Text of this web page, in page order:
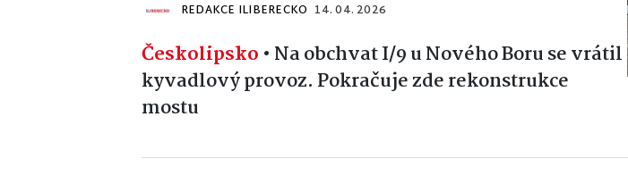
REDAKCE ILIBERECKO 14. 04. 2026
Českolipsko • Na obchvat I/9 u Nového Boru se vrátil
kyvadlový provoz. Pokračuje zde rekonstrukce
mostu